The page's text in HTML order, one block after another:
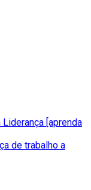
[aprenda
de trabalho a